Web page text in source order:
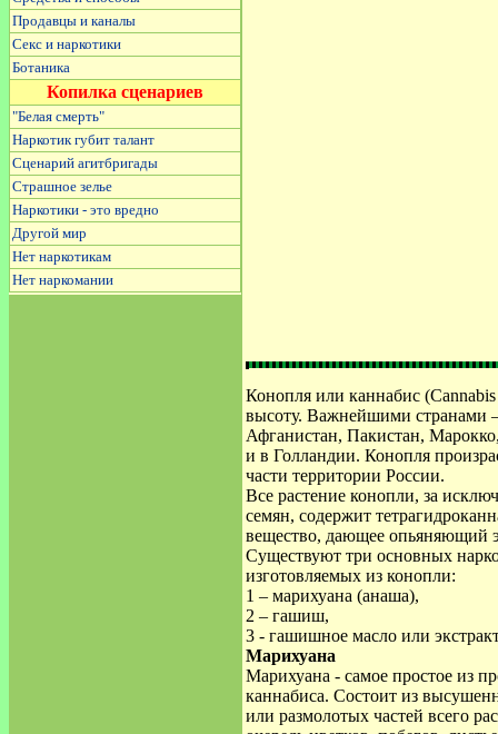
Продавцы и каналы
Секс и наркотики
Ботаника
Копилка сценариев
"Белая смерть"
Наркотик губит талант
Сценарий агитбригады
Страшное зелье
Наркотики - это вредно
Другой мир
Нет наркотикам
Нет наркомании
Конопля или каннабис
высоту. Важнейшими странами
Афганистан, Пакистан,
и в Голландии. Конопля
части территории России.
Все растение конопли, за
семян, содержит
вещество, дающее опьяняющий
Существуют три основных
изготовляемых из конопли:
1 – марихуана (анаша),
2 – гашиш,
3 - гашишное масло или
Марихуана
Марихуана - самое простое из
каннабиса. Состоит из
или размолотых частей всего